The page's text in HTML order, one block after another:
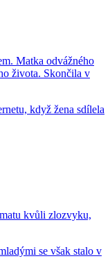
Matka odvážného
života. Skončila v
když žena sdílela
kvůli zlozvyku,
se však stalo v